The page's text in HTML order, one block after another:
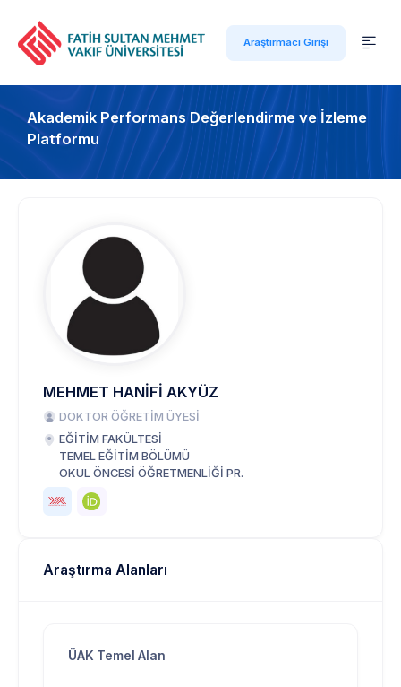
Araştırmacı Girişi
Akademik Performans Değerlendirme ve İzleme
Platformu
MEHMET HANİFİ AKYÜZ
DOKTOR ÖĞRETİM ÜYESİ
EĞİTİM FAKÜLTESİ
TEMEL EĞİTİM BÖLÜMÜ
OKUL ÖNCESİ ÖĞRETMENLİĞİ PR.
Araştırma Alanları
ÜAK Temel Alan